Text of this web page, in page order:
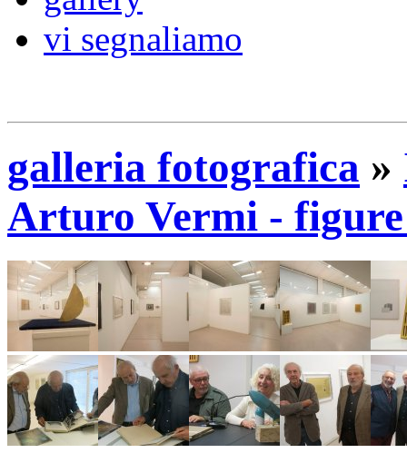
vi segnaliamo
galleria fotografica »
Arturo Vermi -